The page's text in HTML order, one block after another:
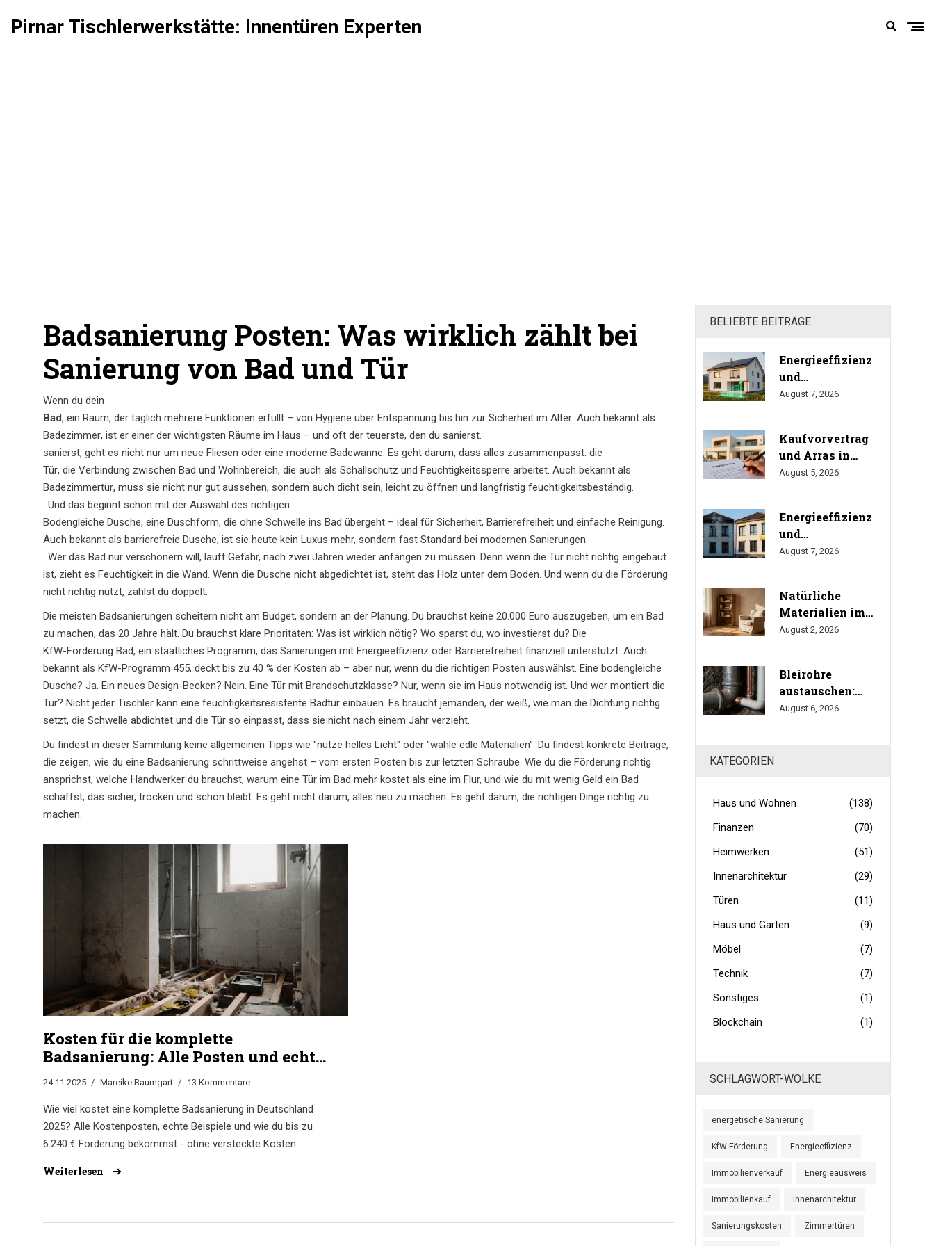
Pirnar Tischlerwerkstätte: Innentüren Experten
Badsanierung Posten: Was wirklich zählt bei
Sanierung von Bad und Tür
Wenn du dein
Bad, ein Raum, der täglich mehrere Funktionen erfüllt – von Hygiene über Entspannung bis hin zur Sicherheit im Alter. Auch bekannt als
Badezimmer, ist er einer der wichtigsten Räume im Haus – und oft der teuerste, den du sanierst.
sanierst, geht es nicht nur um neue Fliesen oder eine moderne Badewanne. Es geht darum, dass alles zusammenpasst: die
Tür, die Verbindung zwischen Bad und Wohnbereich, die auch als Schallschutz und Feuchtigkeitssperre arbeitet. Auch bekannt als
Badezimmertür, muss sie nicht nur gut aussehen, sondern auch dicht sein, leicht zu öffnen und langfristig feuchtigkeitsbeständig.
. Und das beginnt schon mit der Auswahl des richtigen
Bodengleiche Dusche, eine Duschform, die ohne Schwelle ins Bad übergeht – ideal für Sicherheit, Barrierefreiheit und einfache Reinigung.
Auch bekannt als barrierefreie Dusche, ist sie heute kein Luxus mehr, sondern fast Standard bei modernen Sanierungen.
. Wer das Bad nur verschönern will, läuft Gefahr, nach zwei Jahren wieder anfangen zu müssen. Denn wenn die Tür nicht richtig eingebaut
ist, zieht es Feuchtigkeit in die Wand. Wenn die Dusche nicht abgedichtet ist, steht das Holz unter dem Boden. Und wenn du die Förderung
nicht richtig nutzt, zahlst du doppelt.
Die meisten Badsanierungen scheitern nicht am Budget, sondern an der Planung. Du brauchst keine 20.000 Euro auszugeben, um ein Bad
zu machen, das 20 Jahre hält. Du brauchst klare Prioritäten: Was ist wirklich nötig? Wo sparst du, wo investierst du? Die
KfW-Förderung Bad, ein staatliches Programm, das Sanierungen mit Energieeffizienz oder Barrierefreiheit finanziell unterstützt. Auch
bekannt als KfW-Programm 455, deckt bis zu 40 % der Kosten ab – aber nur, wenn du die richtigen Posten auswählst. Eine bodengleiche
Dusche? Ja. Ein neues Design-Becken? Nein. Eine Tür mit Brandschutzklasse? Nur, wenn sie im Haus notwendig ist. Und wer montiert die
Tür? Nicht jeder Tischler kann eine feuchtigkeitsresistente Badtür einbauen. Es braucht jemanden, der weiß, wie man die Dichtung richtig
setzt, die Schwelle abdichtet und die Tür so einpasst, dass sie nicht nach einem Jahr verzieht.
Du findest in dieser Sammlung keine allgemeinen Tipps wie "nutze helles Licht" oder "wähle edle Materialien". Du findest konkrete Beiträge,
die zeigen, wie du eine Badsanierung schrittweise angehst – vom ersten Posten bis zur letzten Schraube. Wie du die Förderung richtig
ansprichst, welche Handwerker du brauchst, warum eine Tür im Bad mehr kostet als eine im Flur, und wie du mit wenig Geld ein Bad
schaffst, das sicher, trocken und schön bleibt. Es geht nicht darum, alles neu zu machen. Es geht darum, die richtigen Dinge richtig zu
machen.
Kosten für die komplette
Badsanierung: Alle Posten und echte
Beispiele 2025
24.11.2025 Mareike Baumgart 13 Kommentare
Wie viel kostet eine komplette Badsanierung in Deutschland
2025? Alle Kostenposten, echte Beispiele und wie du bis zu
6.240 € Förderung bekommst - ohne versteckte Kosten.
Weiterlesen
BELIEBTE BEITRÄGE
Energieeffizienz
und
Immobilienwert:
wirklich?
(Studien
2024/2025)
August 7, 2026
Kaufvorvertrag
und Arras in
Spanien: Das
wissen
August 5, 2026
Energieeffizienz
und
Immobilienwert:
Preis auswirkt
August 7, 2026
Natürliche
Materialien im
Haus: Holz, Stein
Wohnen
August 2, 2026
Bleirohre
austauschen:
Fristen, Kosten und
August 6, 2026
KATEGORIEN
Haus und Wohnen
(138)
Finanzen
(70)
Heimwerken
(51)
Innenarchitektur
(29)
Türen
(11)
Haus und Garten
(9)
Möbel
(7)
Technik
(7)
Sonstiges
(1)
Blockchain
(1)
SCHLAGWORT-WOLKE
energetische Sanierung
KfW-Förderung Energieeffizienz
Immobilienverkauf Energieausweis
Immobilienkauf Innenarchitektur
Sanierungskosten Zimmertüren